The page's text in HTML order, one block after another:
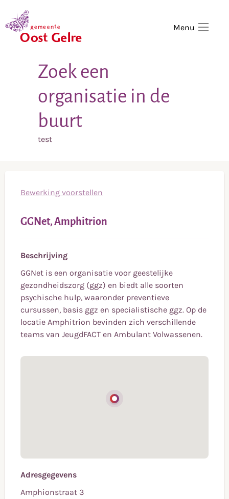
Menu
Zoek een
organisatie in de
buurt
test
Bewerking voorstellen
GGNet, Amphitrion
Beschrijving
GGNet is een organisatie voor geestelijke
gezondheidszorg (ggz) en biedt alle soorten
psychische hulp, waaronder preventieve
cursussen, basis ggz en specialistische ggz. Op de
locatie Amphitrion bevinden zich verschillende
teams van JeugdFACT en Ambulant Volwassenen.
Adresgegevens
Amphionstraat 3